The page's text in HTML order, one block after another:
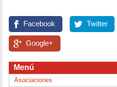
Facebook Twitter
Google+
Menú
Asociaciones